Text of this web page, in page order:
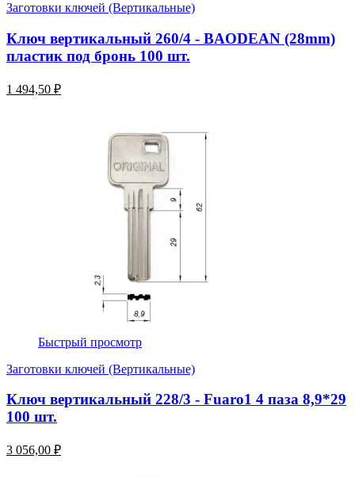
Заготовки ключей (Вертикальные)
Ключ вертикальный 260/4 - BAODEAN (28mm)
пластик под бронь 100 шт.
1 494,50 ₽
Быстрый просмотр
Заготовки ключей (Вертикальные)
Ключ вертикальный 228/3 - Fuaro1 4 паза 8,9*29
100 шт.
3 056,00 ₽